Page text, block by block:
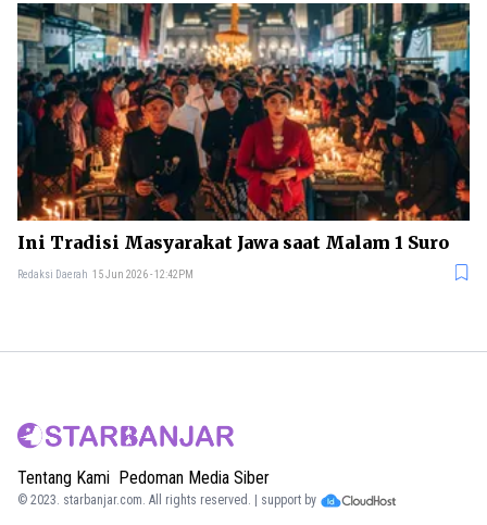
Ini Tradisi Masyarakat Jawa saat Malam 1 Suro
Redaksi Daerah 15 Jun 2026 - 12:42PM
Tentang Kami Pedoman Media Siber
© 2023. starbanjar.com. All rights reserved. | support by